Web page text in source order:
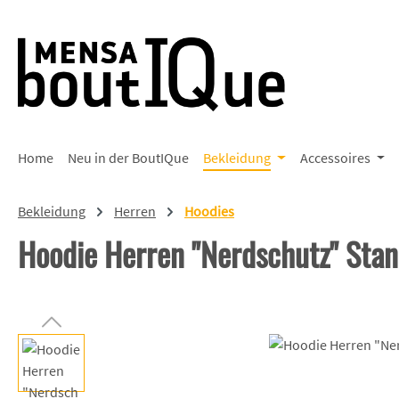
Home Neu in der BoutIQue Bekleidung Accessoires
Bekleidung Herren Hoodies
Hoodie Herren "Nerdschutz"
Bildergalerie überspringen